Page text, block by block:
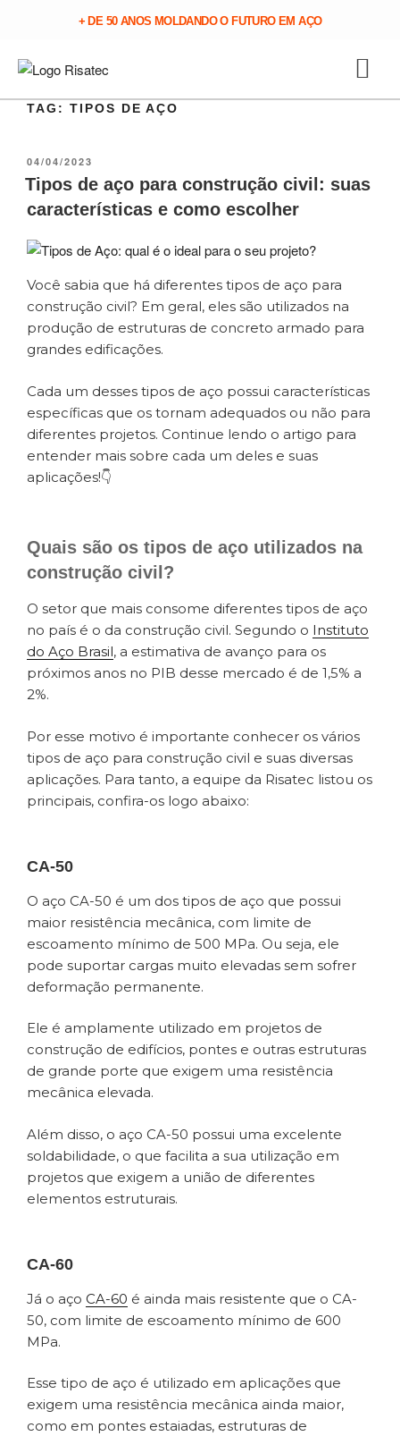
+ DE 50 ANOS MOLDANDO O FUTURO EM AÇO
TAG: TIPOS DE AÇO
04/04/2023
Tipos de aço para construção civil: suas
características e como escolher
Você sabia que há diferentes tipos de aço para
construção civil? Em geral, eles são utilizados na
produção de estruturas de concreto armado para
grandes edificações.
Cada um desses tipos de aço possui características
específicas que os tornam adequados ou não para
diferentes projetos. Continue lendo o artigo para
entender mais sobre cada um deles e suas
aplicações!👇
Quais são os tipos de aço utilizados na
construção civil?
O setor que mais consome diferentes tipos de aço
no país é o da construção civil. Segundo o Instituto
do Aço Brasil, a estimativa de avanço para os
próximos anos no PIB desse mercado é de 1,5% a
2%.
Por esse motivo é importante conhecer os vários
tipos de aço para construção civil e suas diversas
aplicações. Para tanto, a equipe da Risatec listou os
principais, confira-os logo abaixo:
CA-50
O aço CA-50 é um dos tipos de aço que possui
maior resistência mecânica, com limite de
escoamento mínimo de 500 MPa. Ou seja, ele
pode suportar cargas muito elevadas sem sofrer
deformação permanente.
Ele é amplamente utilizado em projetos de
construção de edifícios, pontes e outras estruturas
de grande porte que exigem uma resistência
mecânica elevada.
Além disso, o aço CA-50 possui uma excelente
soldabilidade, o que facilita a sua utilização em
projetos que exigem a união de diferentes
elementos estruturais.
CA-60
Já o aço CA-60 é ainda mais resistente que o CA-
50, com limite de escoamento mínimo de 600
MPa.
Esse tipo de aço é utilizado em aplicações que
exigem uma resistência mecânica ainda maior,
como em pontes estaiadas, estruturas de